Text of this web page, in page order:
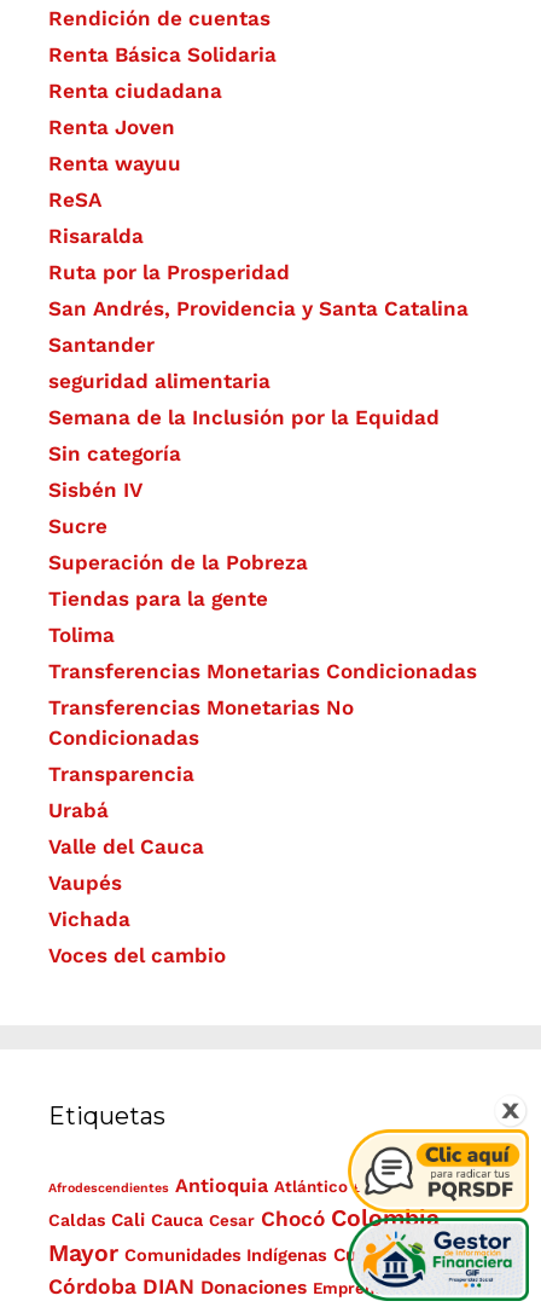
Rendición de cuentas
Renta Básica Solidaria
Renta ciudadana
Renta Joven
Renta wayuu
ReSA
Risaralda
Ruta por la Prosperidad
San Andrés, Providencia y Santa Catalina
Santander
seguridad alimentaria
Semana de la Inclusión por la Equidad
Sin categoría
Sisbén IV
Sucre
Superación de la Pobreza
Tiendas para la gente
Tolima
Transferencias Monetarias Condicionadas
Transferencias Monetarias No
Condicionadas
Transparencia
Urabá
Valle del Cauca
Vaupés
Vichada
Voces del cambio
Etiquetas
Afrodescendientes Antioquia Atlántico Bogotá Bolívar
Caldas Cali Cauca Cesar Chocó Colombia
Mayor Comunidades Indígenas Cundinamarca
Córdoba DIAN Donaciones Emprendimientos